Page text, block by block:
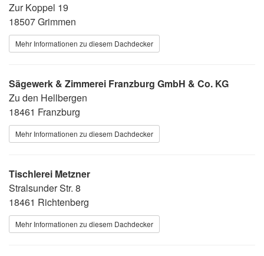
Zur Koppel 19
18507 Grimmen
Mehr Informationen zu diesem Dachdecker
Sägewerk & Zimmerei Franzburg GmbH & Co. KG
Zu den Hellbergen
18461 Franzburg
Mehr Informationen zu diesem Dachdecker
Tischlerei Metzner
Stralsunder Str. 8
18461 Richtenberg
Mehr Informationen zu diesem Dachdecker